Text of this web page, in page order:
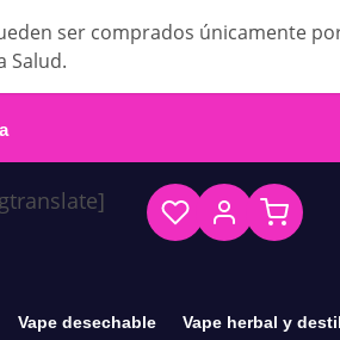
ser comprados únicamente
Salud.
Vape desechable Vape herbal y